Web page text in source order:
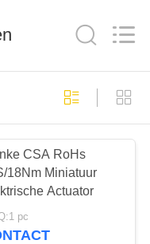
CSA RoHs
18Nm Miniatuur
Actuator
pc